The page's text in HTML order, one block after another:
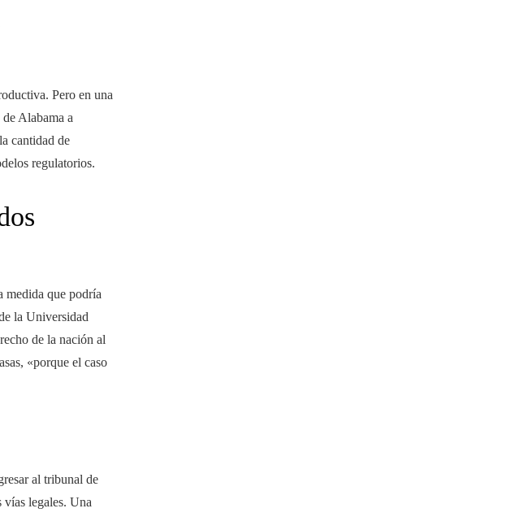
Pero en una
Alabama a
cantidad de
regulatorios.
medida que podría
la Universidad
de la nación al
«porque el caso
al tribunal de
legales. Una